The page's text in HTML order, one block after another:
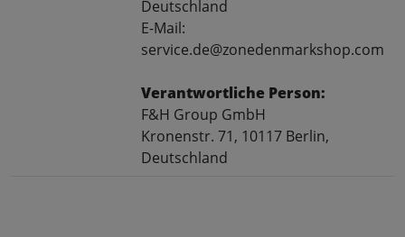
Deutschland
E-Mail:
service.de@zonedenmarkshop.com
Verantwortliche Person:
F&H Group GmbH
Kronenstr. 71, 10117 Berlin,
Deutschland